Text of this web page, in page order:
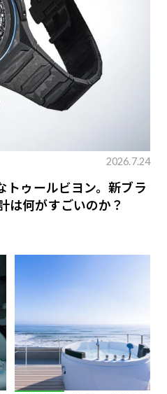
2026.7.24
トゥールビヨン。新ブラ
は何がすごいのか？